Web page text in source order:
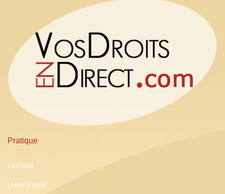
Pratique
Lexique
Liens utiles